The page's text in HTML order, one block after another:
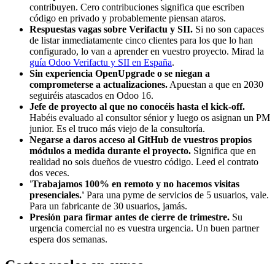
contribuyen. Cero contribuciones significa que escriben
código en privado y probablemente piensan ataros.
Respuestas vagas sobre Verifactu y SII. Si no son capaces
de listar inmediatamente cinco clientes para los que lo han
configurado, lo van a aprender en vuestro proyecto. Mirad la
guía Odoo Verifactu y SII en España.
Sin experiencia OpenUpgrade o se niegan a
comprometerse a actualizaciones. Apuestan a que en 2030
seguiréis atascados en Odoo 16.
Jefe de proyecto al que no conocéis hasta el kick-off.
Habéis evaluado al consultor sénior y luego os asignan un PM
junior. Es el truco más viejo de la consultoría.
Negarse a daros acceso al GitHub de vuestros propios
módulos a medida durante el proyecto. Significa que en
realidad no sois dueños de vuestro código. Leed el contrato
dos veces.
'Trabajamos 100% en remoto y no hacemos visitas
presenciales.' Para una pyme de servicios de 5 usuarios, vale.
Para un fabricante de 30 usuarios, jamás.
Presión para firmar antes de cierre de trimestre. Su
urgencia comercial no es vuestra urgencia. Un buen partner
espera dos semanas.